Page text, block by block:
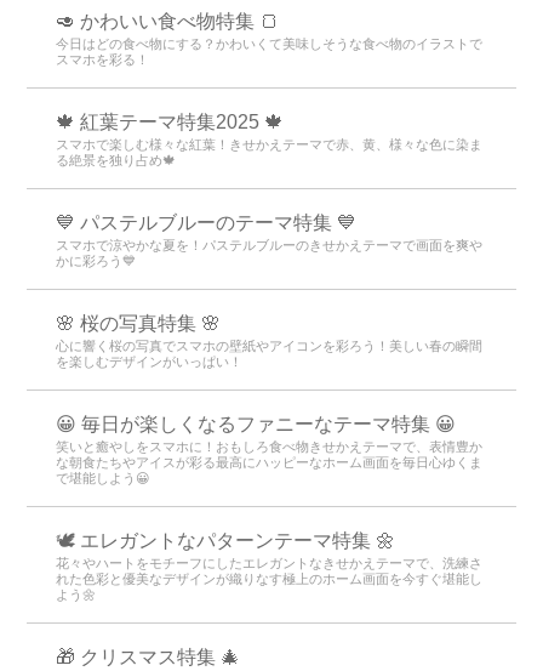
🥑 かわいい食べ物特集 🍞
今日はどの食べ物にする？かわいくて美味しそうな食べ物のイラストで
スマホを彩る！
🍁 紅葉テーマ特集2025 🍁
スマホで楽しむ様々な紅葉！きせかえテーマで赤、黄、様々な色に染ま
る絶景を独り占め🍁
💙 パステルブルーのテーマ特集 💙
スマホで涼やかな夏を！パステルブルーのきせかえテーマで画面を爽や
かに彩ろう💙
🌸 桜の写真特集 🌸
心に響く桜の写真でスマホの壁紙やアイコンを彩ろう！美しい春の瞬間
を楽しむデザインがいっぱい！
😀 毎日が楽しくなるファニーなテーマ特集 😀
笑いと癒やしをスマホに！おもしろ食べ物きせかえテーマで、表情豊か
な朝食たちやアイスが彩る最高にハッピーなホーム画面を毎日心ゆくま
で堪能しよう😀
🕊️ エレガントなパターンテーマ特集 🌼
花々やハートをモチーフにしたエレガントなきせかえテーマで、洗練さ
れた色彩と優美なデザインが織りなす極上のホーム画面を今すぐ堪能し
よう🌼
🎁 クリスマス特集 🎄